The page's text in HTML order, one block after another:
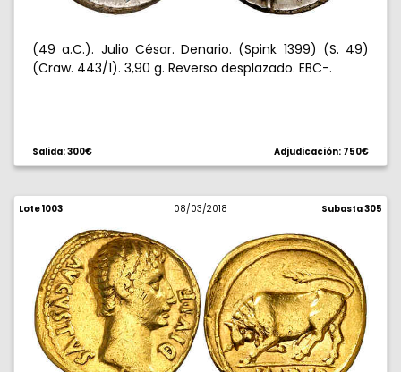
(49 a.C.). Julio César. Denario. (Spink 1399) (S. 49)
(Craw. 443/1). 3,90 g. Reverso desplazado. EBC-.
Salida: 300€ Adjudicación: 750€
Lote 1003 08/03/2018 Subasta 305